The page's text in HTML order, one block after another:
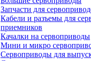
Запчасти для
Кабели и разъемы для
приемников
Качалки на сервоприводы
Мини и микро
Сервоприводы для